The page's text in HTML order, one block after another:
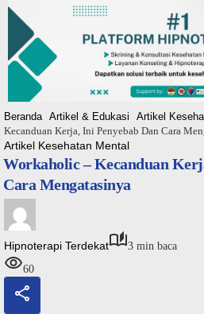
Langsung
konten
Beranda Artikel & Edukasi Artikel
Kecanduan Kerja, Ini Penyebab Dan Cara
Artikel Kesehatan Mental
Workaholic – Kecanduan
Cara Mengatasinya
Hipnoterapi Terdekat
3 min baca
60